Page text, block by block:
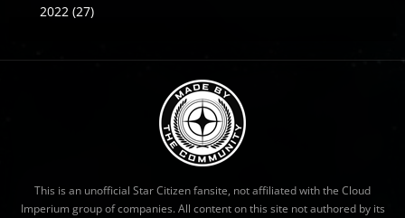
2022 (27)
This is an unofficial Star Citizen fansite, not affiliated with the Cloud
Imperium group of companies. All content on this site not authored by its